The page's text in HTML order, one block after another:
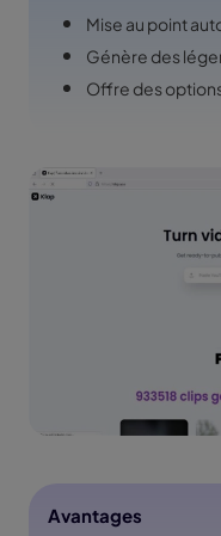
Mise au point
Génère des
Offre des
Avantages